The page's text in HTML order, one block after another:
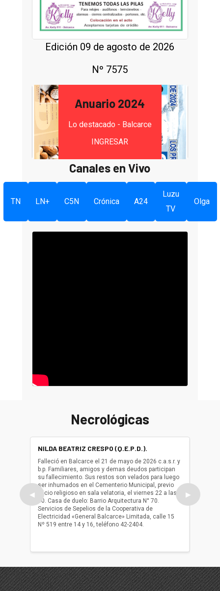
Edición 09 de agosto de 2026
Nº 7575
Anuario 2024
Lo destacado - Balcarce
INGRESAR
Canales en Vivo
TN LN+ C5N Crónica A24
Luzu
TV
Olga
Necrológicas
◀
NILDA BEATRIZ CRESPO (Q.E.P.D.).
Falleció en Balcarce el 21 de mayo de 2026 c.a.s.r. y
b.p. Familiares, amigos y demas deudos participan
su fallecimiento. Sus restos son velados para luego
ser inhumados en el Cementerio Municipal, previo
oficio religioso en sala velatoria, el viernes 22 a las
10. Casa de duelo: Barrio Arquitectura N° 70.
Servicios de Sepelios de la Cooperativa de
Electricidad «General Balcarce» Limitada, calle 15
Nº 519 entre 14 y 16, teléfono 42-2404.
ser
oficio
▶